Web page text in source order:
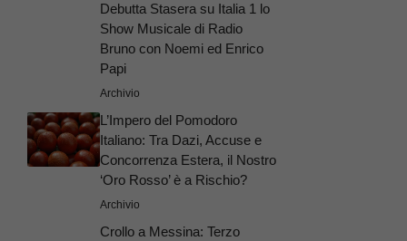
Debutta Stasera su Italia 1 lo
Show Musicale di Radio
Bruno con Noemi ed Enrico
Papi
Archivio
L’Impero del Pomodoro
Italiano: Tra Dazi, Accuse e
Concorrenza Estera, il Nostro
‘Oro Rosso’ è a Rischio?
Archivio
Crollo a Messina: Terzo